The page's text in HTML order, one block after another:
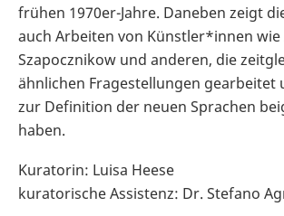
frühen 1970er-Jahre. Daneben zeigt
auch Arbeiten von Künstler*innen wie
Szapocznikow und anderen, die
ähnlichen Fragestellungen gearbeitet
zur Definition der neuen Sprachen
haben.
Kuratorin: Luisa Heese
kuratorische Assistenz: Dr. Stefano